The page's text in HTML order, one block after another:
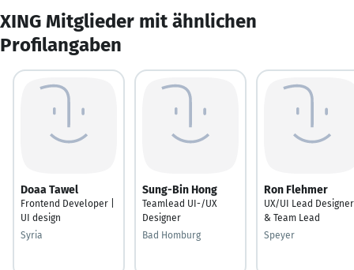
XING Mitglieder mit ähnlichen
Profilangaben
Doaa Tawel
Frontend Developer |
UI design
Syria
Sung-Bin Hong
Teamlead UI-/UX
Designer
Bad Homburg
Ron Flehmer
UX/UI Lead Designer
& Team Lead
Speyer